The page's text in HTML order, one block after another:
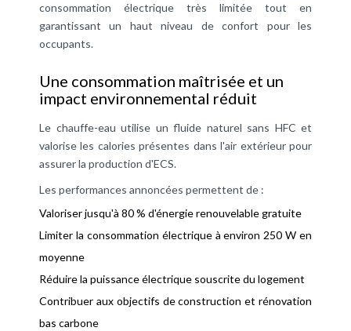
consommation électrique très limitée tout en
garantissant un haut niveau de confort pour les
occupants.
Une consommation maîtrisée et un
impact environnemental réduit
Le chauffe-eau utilise un fluide naturel sans HFC et
valorise les calories présentes dans l'air extérieur pour
assurer la production d'ECS.
Les performances annoncées permettent de :
Valoriser jusqu'à 80 % d'énergie renouvelable gratuite
Limiter la consommation électrique à environ 250 W en
moyenne
Réduire la puissance électrique souscrite du logement
Contribuer aux objectifs de construction et rénovation
bas carbone